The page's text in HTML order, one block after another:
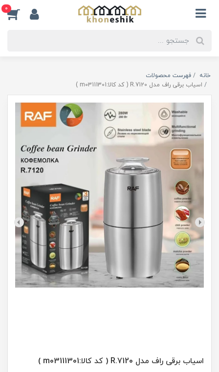
0
خانه
فهرست محصولات
اسیاب برقی راف مدل R.7120 ( کد کالا:m03111301 )
اسیاب برقی راف مدل R.7120 ( کد کالا:m03111301 )